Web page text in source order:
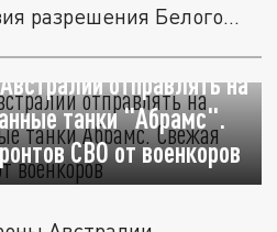
разрешения Белого...
отправлять на
танки "Абрамс".
СВО от военкоров